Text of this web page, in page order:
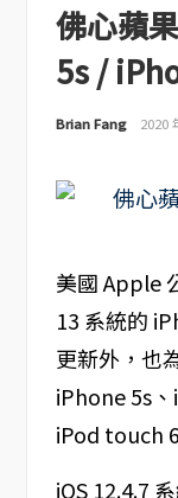
佛心蘋
5s /
Brian Fang 2020
美國 Apple
13 系統的
更新外，也
iPhone 5s
iPod touch
iOS 12.4.7